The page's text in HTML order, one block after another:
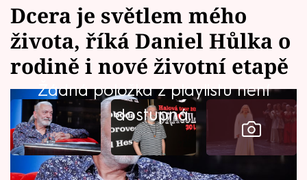
Témata
Celebrity
Vztahy
Seriály
Dcera je světlem mého
života, říká Daniel Hůlka o
rodině i nové životní etapě
Žádná položka z playlistu není
dostupná.